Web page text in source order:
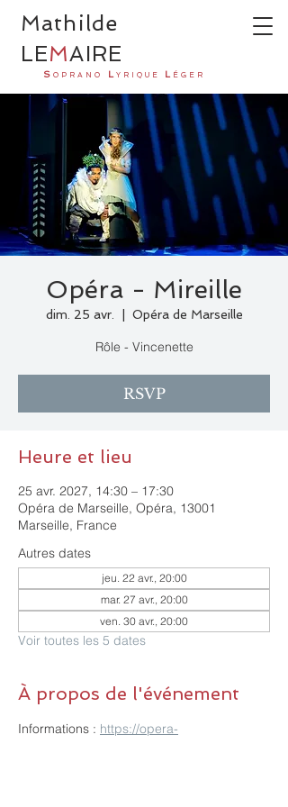
Mathilde
LEMAIRE
S OPRANO L YRIQUE L ÉGER
Opéra - Mireille
dim. 25 avr. Opéra de Marseille
Rôle - Vincenette
RSVP
Heure et lieu
25 avr. 2027, 14:30 – 17:30
Opéra de Marseille, Opéra, 13001
Marseille, France
Autres dates
jeu. 22 avr., 20:00
mar. 27 avr., 20:00
ven. 30 avr., 20:00
Voir toutes les 5 dates
À propos de l'événement
Informations : https://opera-